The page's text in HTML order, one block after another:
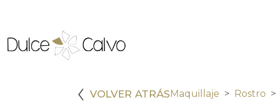
VOLVER ATRÁSMaquillaje Rostro